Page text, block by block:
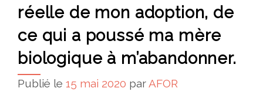
réelle de mon adoption, de
ce qui a poussé ma mère
biologique à m’abandonner.
Publié le 15 mai 2020 par AFOR